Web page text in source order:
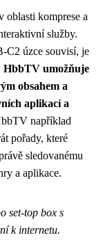
oblasti komprese a
služby.
C2 úzce souvisí, je
HbbTV umožňuje
obsahem a
aplikací a
například
pořady, které
sledovanému
a aplikace.
set-top box s
k internetu.